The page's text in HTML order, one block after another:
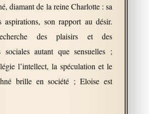
diamant de la reine Charlotte : sa
aspirations, son rapport au désir.
des plaisirs et des
sociales autant que sensuelles ;
l’intellect, la spéculation et le
brille en société ; Eloise est